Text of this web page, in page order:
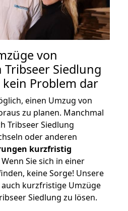
von
Siedlung
Problem dar
einen Umzug von
zu planen. Manchmal
Tribseer Siedlung
oder anderen
kurzfristig
Wenn Sie sich in einer
keine Sorge! Unsere
auch kurzfristige Umzüge
Siedlung zu lösen.